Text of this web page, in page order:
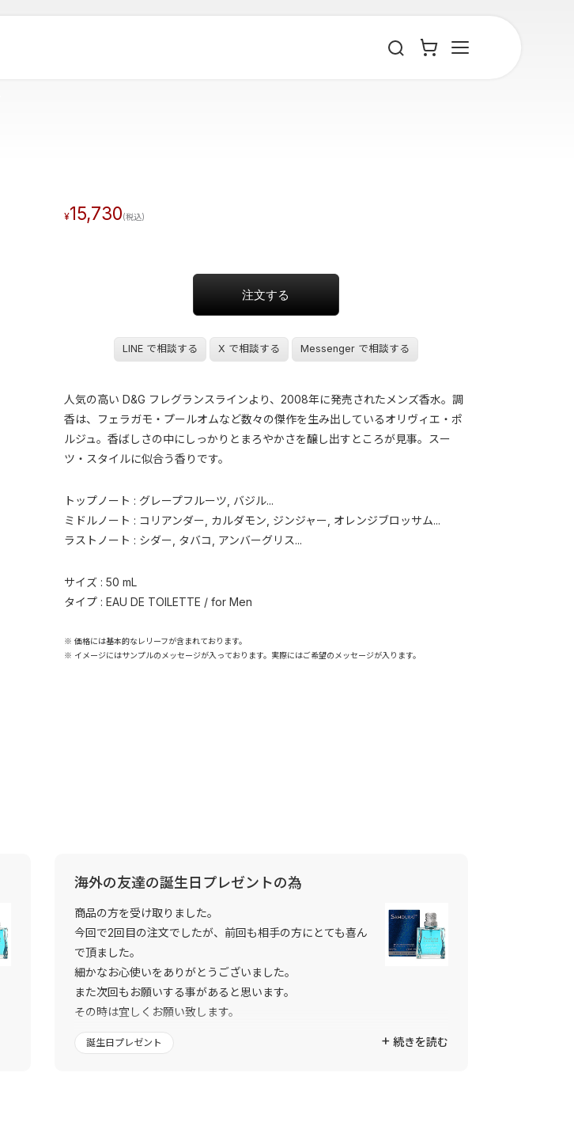
15,730
LINE で相談する X で相談する Messenger で相談する
人気の高い D&G フレグランスラインより、2008年に発売されたメンズ香水。調
香は、フェラガモ・プールオムなど数々の傑作を生み出しているオリヴィエ・ポ
ルジュ。香ばしさの中にしっかりとまろやかさを醸し出すところが見事。スー
ツ・スタイルに似合う香りです。
トップノート : グレープフルーツ, バジル...
ミドルノート : コリアンダー, カルダモン, ジンジャー, オレンジブロッサム...
ラストノート : シダー, タバコ, アンバーグリス...
サイズ : 50 mL
タイプ : EAU DE TOILETTE / for Men
※ 価格には基本的なレリーフが含まれております。
※ イメージにはサンプルのメッセージが入っております。実際にはご希望のメッセージが入ります。
海外の友達の誕生日プレゼントの為
商品の方を受け取りました。
今回で2回目の注文でしたが、前回も相手の方にとても喜ん
で頂ました。
細かなお心使いをありがとうございました。
また次回もお願いする事があると思います。
その時は宜しくお願い致します。
皆様もお身体ご自愛されて今後も頑張ってください。
続きを読む
誕生日プレゼント